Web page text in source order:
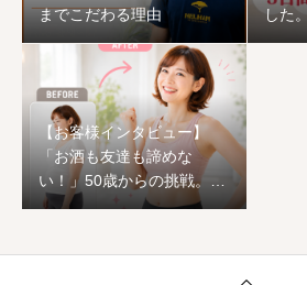
までこだわる理由
した
【お客様インタビュー】
「お酒も友達も諦めな
い！」50歳からの挑戦。1
ヶ月でワンサイズ下の服が
まれ変わった恵子様のスト